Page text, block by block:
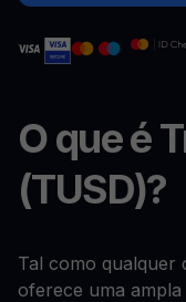
O que é
(TUSD)?
Tal como qualquer
oferece uma